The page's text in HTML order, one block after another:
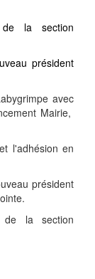
la section
président
avec
Mairie,
l'adhésion en
président
de la section